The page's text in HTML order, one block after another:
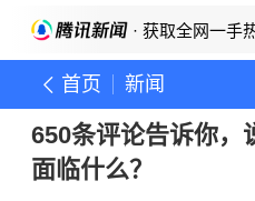
· 获取全网一手
首页 新闻
650条评论告诉你，
面临什么？